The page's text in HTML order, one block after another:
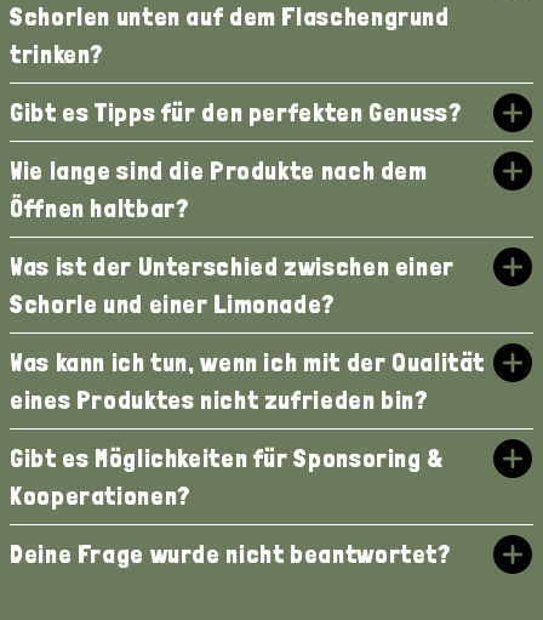
Schorlen unten auf dem Flaschengrund
trinken?
Gibt es Tipps für den perfekten Genuss?
Wie lange sind die Produkte nach dem
Öffnen haltbar?
Was ist der Unterschied zwischen einer
Schorle und einer Limonade?
Was kann ich tun, wenn ich mit der Qualität
eines Produktes nicht zufrieden bin?
Gibt es Möglichkeiten für Sponsoring &
Kooperationen?
Deine Frage wurde nicht beantwortet?